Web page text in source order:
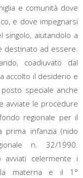
e comunità dove
e dove impegnarsi
singolo, aiutandolo a
destinato ad essere.
coadiuvato dal
accolto il desiderio e
speciale anche
avviate le procedure
regionale per il
prima infanzia (nido
n. 32/1990.
avviati celermente i
materna e il 1°